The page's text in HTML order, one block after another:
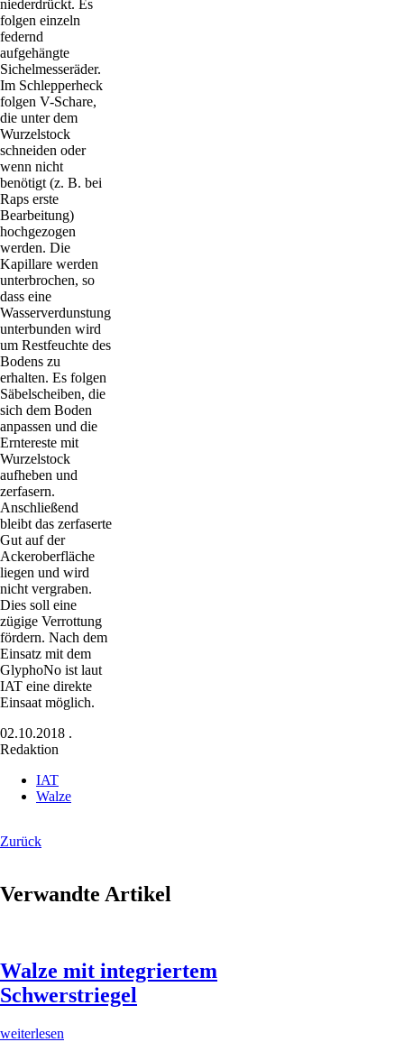
niederdrückt. Es
folgen einzeln
federnd
aufgehängte
Sichelmesseräder.
Im Schlepperheck
folgen V-Schare,
die unter dem
Wurzelstock
schneiden oder
wenn nicht
benötigt (z. B. bei
Raps erste
Bearbeitung)
hochgezogen
werden. Die
Kapillare werden
unterbrochen, so
dass eine
Wasserverdunstung
unterbunden wird
um Restfeuchte des
Bodens zu
erhalten. Es folgen
Säbelscheiben, die
sich dem Boden
anpassen und die
Erntereste mit
Wurzelstock
aufheben und
zerfasern.
Anschließend
bleibt das zerfaserte
Gut auf der
Ackeroberfläche
liegen und wird
nicht vergraben.
Dies soll eine
zügige Verrottung
fördern. Nach dem
Einsatz mit dem
GlyphoNo ist laut
IAT eine direkte
Einsaat möglich.
02.10.2018 .
Redaktion
IAT
Walze
Zurück
Verwandte Artikel
Walze mit integriertem
Schwerstriegel
weiterlesen